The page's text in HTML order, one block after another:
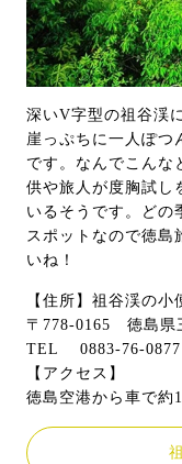
深いV字型の祖谷渓
崖っぷちに一人ぽつ
です。なんでこんな
供や旅人が度胸試し
いるそうです。どの
スポットなので徳島
いね！
【住所】祖谷渓の小
〒778-0165 徳島県
TEL 0883-76-0877
【アクセス】
徳島空港から車で約